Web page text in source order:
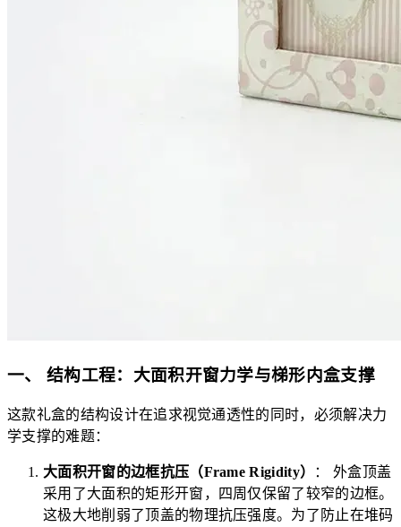
一、 结构工程：大面积开窗力学与梯形内盒支撑
这款礼盒的结构设计在追求视觉通透性的同时，必须解决力
学支撑的难题：
大面积开窗的边框抗压（Frame Rigidity）
： 外盒顶盖
采用了大面积的矩形开窗，四周仅保留了较窄的边框。
这极大地削弱了顶盖的物理抗压强度。为了防止在堆码